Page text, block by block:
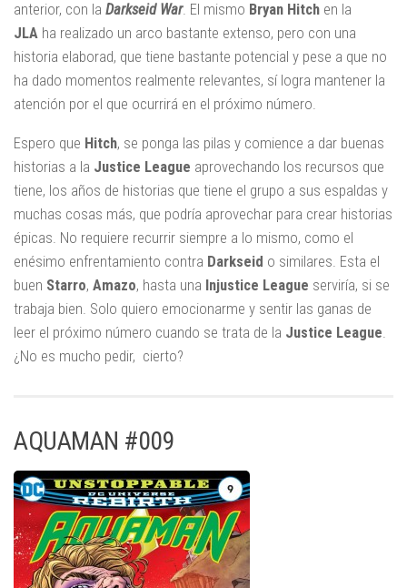
anterior, con la Darkseid War. El mismo Bryan Hitch en la
JLA ha realizado un arco bastante extenso, pero con una
historia elaborad, que tiene bastante potencial y pese a que no
ha dado momentos realmente relevantes, sí logra mantener la
atención por el que ocurrirá en el próximo número.
Espero que Hitch, se ponga las pilas y comience a dar buenas
historias a la Justice League aprovechando los recursos que
tiene, los años de historias que tiene el grupo a sus espaldas y
muchas cosas más, que podría aprovechar para crear historias
épicas. No requiere recurrir siempre a lo mismo, como el
enésimo enfrentamiento contra Darkseid o similares. Esta el
buen Starro, Amazo, hasta una Injustice League serviría, si se
trabaja bien. Solo quiero emocionarme y sentir las ganas de
leer el próximo número cuando se trata de la Justice League
¿No es mucho pedir, cierto?
AQUAMAN #009